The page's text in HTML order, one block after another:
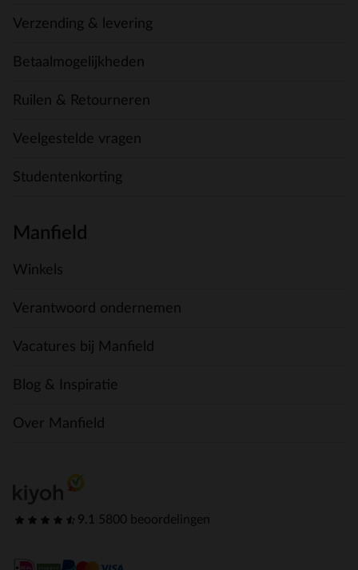
Verzending & levering
Betaalmogelijkheden
Ruilen & Retourneren
Veelgestelde vragen
Studentenkorting
Manfield
Winkels
Verantwoord ondernemen
Vacatures bij Manfield
Blog & Inspiratie
Over Manfield
9.1 5800 beoordelingen